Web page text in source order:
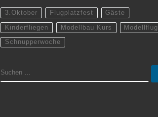
3.Oktober Flugplatzfest Gäste
Kinderfliegen Modellbau Kurs Modellflug
Schnupperwoche
SUCHE